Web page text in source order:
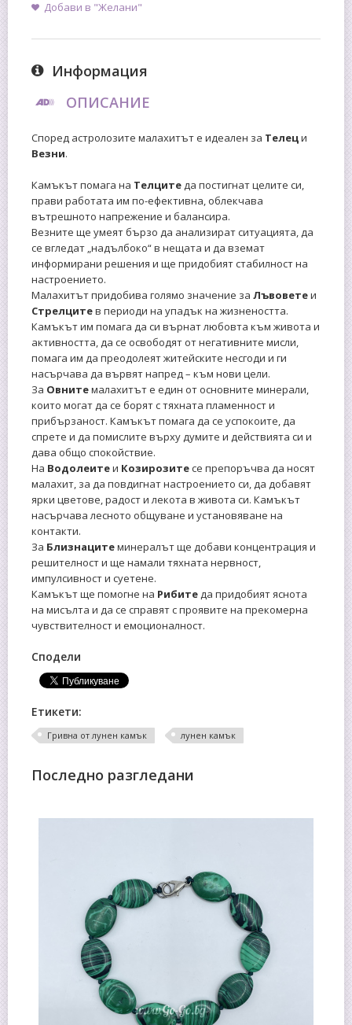
Добави в "Желани"
Информация
ОПИСАНИЕ
Според астролозите малахитът е идеален за Телеци
Везни.
Камъкът помага на Телците да постигнат целите си,
прави работата им по-ефективна, облекчава
вътрешното напрежение и балансира.
Везните ще умеят бързо да анализират ситуацията, да
се вгледат „надълбоко“ в нещата и да вземат
информирани решения и ще придобият стабилност на
настроението.
Малахитът придобива голямо значение за Лъвоветеи
Стрелцитев периоди на упадък на жизнеността.
Камъкът им помага да си върнат любовта към живота и
активността, да се освободят от негативните мисли,
помага им да преодолеят житейските несгоди и ги
насърчава да вървят напред – към нови цели.
За Овнитемалахитът е един от основните минерали,
които могат да се борят с тяхната пламенност и
прибързаност. Камъкът помага да се успокоите, да
спрете и да помислите върху думите и действията си и
дава общо спокойствие.
На Водолеитеи Козирозитесе препоръчва да носят
малахит, за да повдигнат настроението си, да добавят
ярки цветове, радост и лекота в живота си. Камъкът
насърчава лесното общуване и установяване на
контакти.
За Близнацитеминералът ще добави концентрация и
решителност и ще намали тяхната нервност,
импулсивност и суетене.
Камъкът ще помогне на Рибите да придобият яснота
на мисълта и да се справят с проявите на прекомерна
чувствителност и емоционалност.
Сподели
Етикети:
Гривна от лунен камък лунен камък
Последно разгледани